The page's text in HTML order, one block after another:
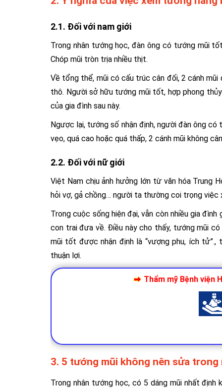
2.1. Đối với nam giới
Trong nhân tướng học, đàn ông có tướng mũi
Chóp mũi tròn trịa nhiều thịt.
Về tổng thể, mũi có cấu trúc cân đối, 2 cánh
thô. Người sở hữu tướng mũi tốt, hợp phong
của gia đình sau này.
Ngược lại, tướng số nhận định, người đàn ông
vẹo, quá cao hoặc quá thấp, 2 cánh mũi không
2.2. Đối với nữ giới
Việt Nam chịu ảnh hưởng lớn từ văn hóa Trung
hỏi vợ, gả chồng… người ta thường coi trọng
Trong cuộc sống hiện đại, vẫn còn nhiều gia
con trai đưa về. Điều này cho thấy, tướng mũi
mũi tốt được nhận định là “vượng phu, ích
thuận lợi.
Thẩm mỹ Bệnh viện
3. 5 tướng mũi không nên sửa
Trong nhân tướng học, có 5 dáng mũi nhất